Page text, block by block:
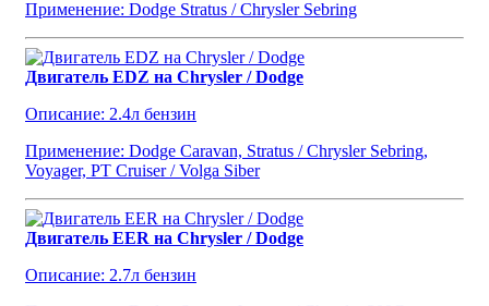
Применение: Dodge Stratus / Chrysler Sebring
Двигатель EDZ на Chrysler / Dodge
Описание: 2.4л бензин
Применение: Dodge Caravan, Stratus / Chrysler Sebring,
Voyager, PT Cruiser / Volga Siber
Двигатель EER на Chrysler / Dodge
Описание: 2.7л бензин